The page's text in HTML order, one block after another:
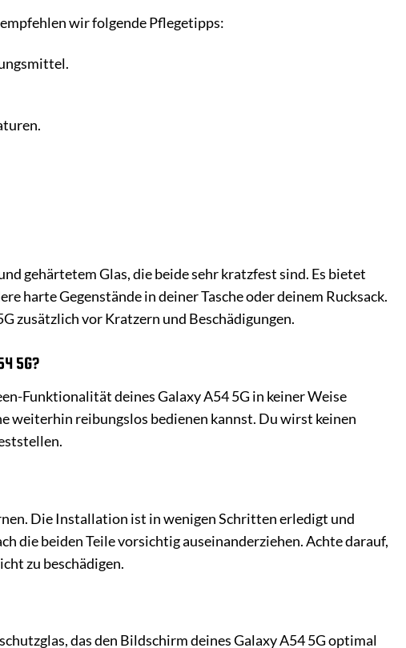
wir folgende Pflegetipps:
gehärtetem Glas, die beide sehr kratzfest sind. Es bietet
harte Gegenstände in deiner Tasche oder deinem Rucksack.
zusätzlich vor Kratzern und Beschädigungen.
5G?
Funktionalität deines Galaxy A54 5G in keiner Weise
weiterhin reibungslos bedienen kannst. Du wirst keinen
Die Installation ist in wenigen Schritten erledigt und
die beiden Teile vorsichtig auseinanderziehen. Achte darauf,
zu beschädigen.
das den Bildschirm deines Galaxy A54 5G optimal